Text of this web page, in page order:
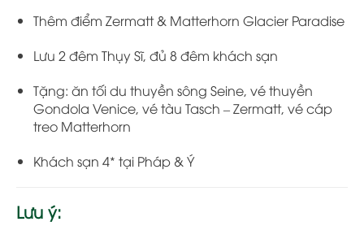
Thêm điểm Zermatt & Matterhorn Glacier Paradise
Lưu 2 đêm Thụy Sĩ, đủ 8 đêm khách sạn
Tặng: ăn tối du thuyền sông Seine, vé thuyền
Gondola Venice, vé tàu Tasch – Zermatt, vé cáp
treo Matterhorn
Khách sạn 4* tại Pháp & Ý
Lưu ý: